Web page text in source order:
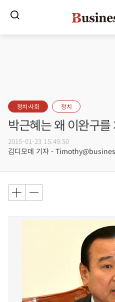
정치·사회 정치
박근혜는 왜 이완구
2015-01-23 15:49:50
김디모데 기자 -